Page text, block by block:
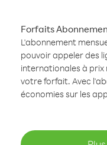
Forfaits
L'abonnement
pouvoir appeler des
internationales à prix
votre forfait. Avec
économies sur les